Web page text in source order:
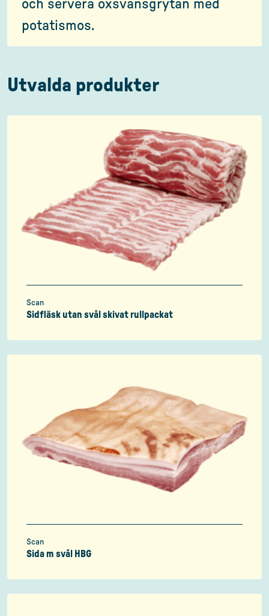
och servera oxsvansgrytan med
potatismos.
Utvalda produkter
Scan
Sidfläsk utan svål skivat rullpackat
Scan
Sida m svål HBG